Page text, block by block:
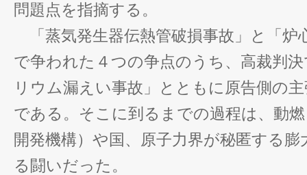
問題点を指摘する。
「蒸気発生器伝熱管破損事故」と「炉
で争われた４つの争点のうち、高裁判
リウム漏えい事故」とともに原告側の
である。そこに到るまでの過程は、動
開発機構）や国、原子力界が秘匿する
る闘いだった。